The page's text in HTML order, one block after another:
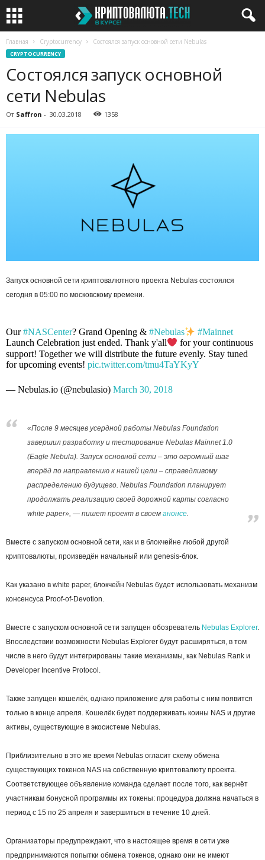
Главная Cryptocurrency Состоялся запуск основной сети Nebulas
CRYPTOCURRENCY
Состоялся запуск основной
сети Nebulas
От Saffron - 30.03.2018 1358
Запуск основной сети криптовалютного проекта Nebulas состоялся
сегодня в 05:00 по московскому времени.
Our#NASCenter? Grand Opening & #Nebulas
#Mainnet
Launch Celebration just ended. Thank y'all
for your continuous
support! Together we will distribute the future evenly. Stay tuned
for upcoming events! pic.twitter.com/tmu4TaYKyY
— Nebulas.io (@nebulasio) March 30, 2018
«После 9 месяцев усердной работы Nebulas Foundation
завершил разработку и тестирование Nebulas Mainnet 1.0
(Eagle Nebula). Запуск основной сети – это огромный шаг
вперёд по направлению к нашей цели – справедливому
распределению будущего. Nebulas Foundation планирует
продолжать реализацию своей дорожной карты согласно
white paper», — пишет проект в своем анонсе.
Вместе с запуском основной сети, как и в блокчейне любой другой
криптовалюты, произведён начальный или genesis-блок.
Как указано в white paper, блокчейн Nebulas будет использовать механизм
консенсуса Proof-of-Devotion.
Вместе с запуском основной сети запущен обозреватель Nebulas Explorer.
Впоследствии возможности Nebulas Explorer будут расширяться, в том
числе в него будут интегрированы такие механизмы, как Nebulas Rank и
Developer Incentive Protocol.
Также запущен кошелёк, однако приложение для работы с ним появится
только в конце апреля. Кошелёк будет поддерживать коины NAS и другие
активы, существующие в экосистеме Nebulas.
Приблизительно в это же время Nebulas огласит схему обмена
существующих токенов NAS на собственную криптовалюту проекта.
Соответствующее объявление команда сделает после того, как вернёт
участникам бонусной программы их токены: процедура должна начаться в
период с 15 по 25 апреля и завершиться в течение 10 дней.
Организаторы предупреждают, что в настоящее время в сети уже
предпринимаются попытки обмена токенов, однако они не имеют